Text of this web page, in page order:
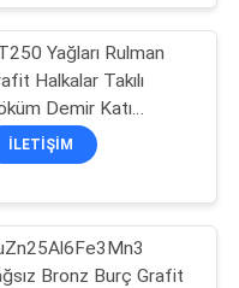
Yağları Rulman
Halkalar Takılı
Demir Katı
Yağlamalı
İLETIŞIM
Bronz Burç Grafit